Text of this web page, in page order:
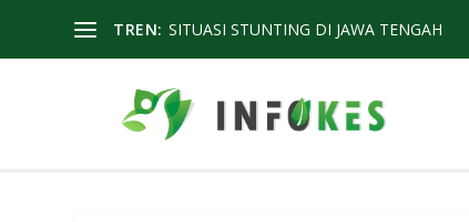
TREN: SITUASI STUNTING DI JAWA TENGAH